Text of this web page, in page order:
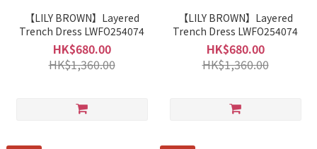
【LILY BROWN】Layered
Trench Dress LWFO254074
HK$680.00
HK$1,360.00
【LILY BROWN】Layered
Trench Dress LWFO254074
HK$680.00
HK$1,360.00